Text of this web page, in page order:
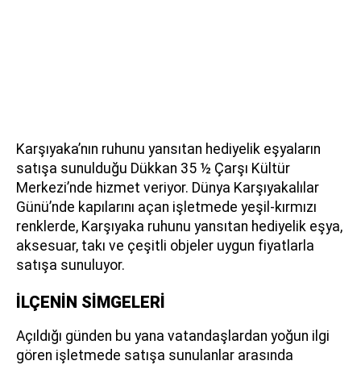
Karşıyaka’nın ruhunu yansıtan hediyelik eşyaların
satışa sunulduğu Dükkan 35 ½ Çarşı Kültür
Merkezi’nde hizmet veriyor. Dünya Karşıyakalılar
Günü’nde kapılarını açan işletmede yeşil-kırmızı
renklerde, Karşıyaka ruhunu yansıtan hediyelik eşya,
aksesuar, takı ve çeşitli objeler uygun fiyatlarla
satışa sunuluyor.
İLÇENİN SİMGELERİ
Açıldığı günden bu yana vatandaşlardan yoğun ilgi
gören işletmede satışa sunulanlar arasında